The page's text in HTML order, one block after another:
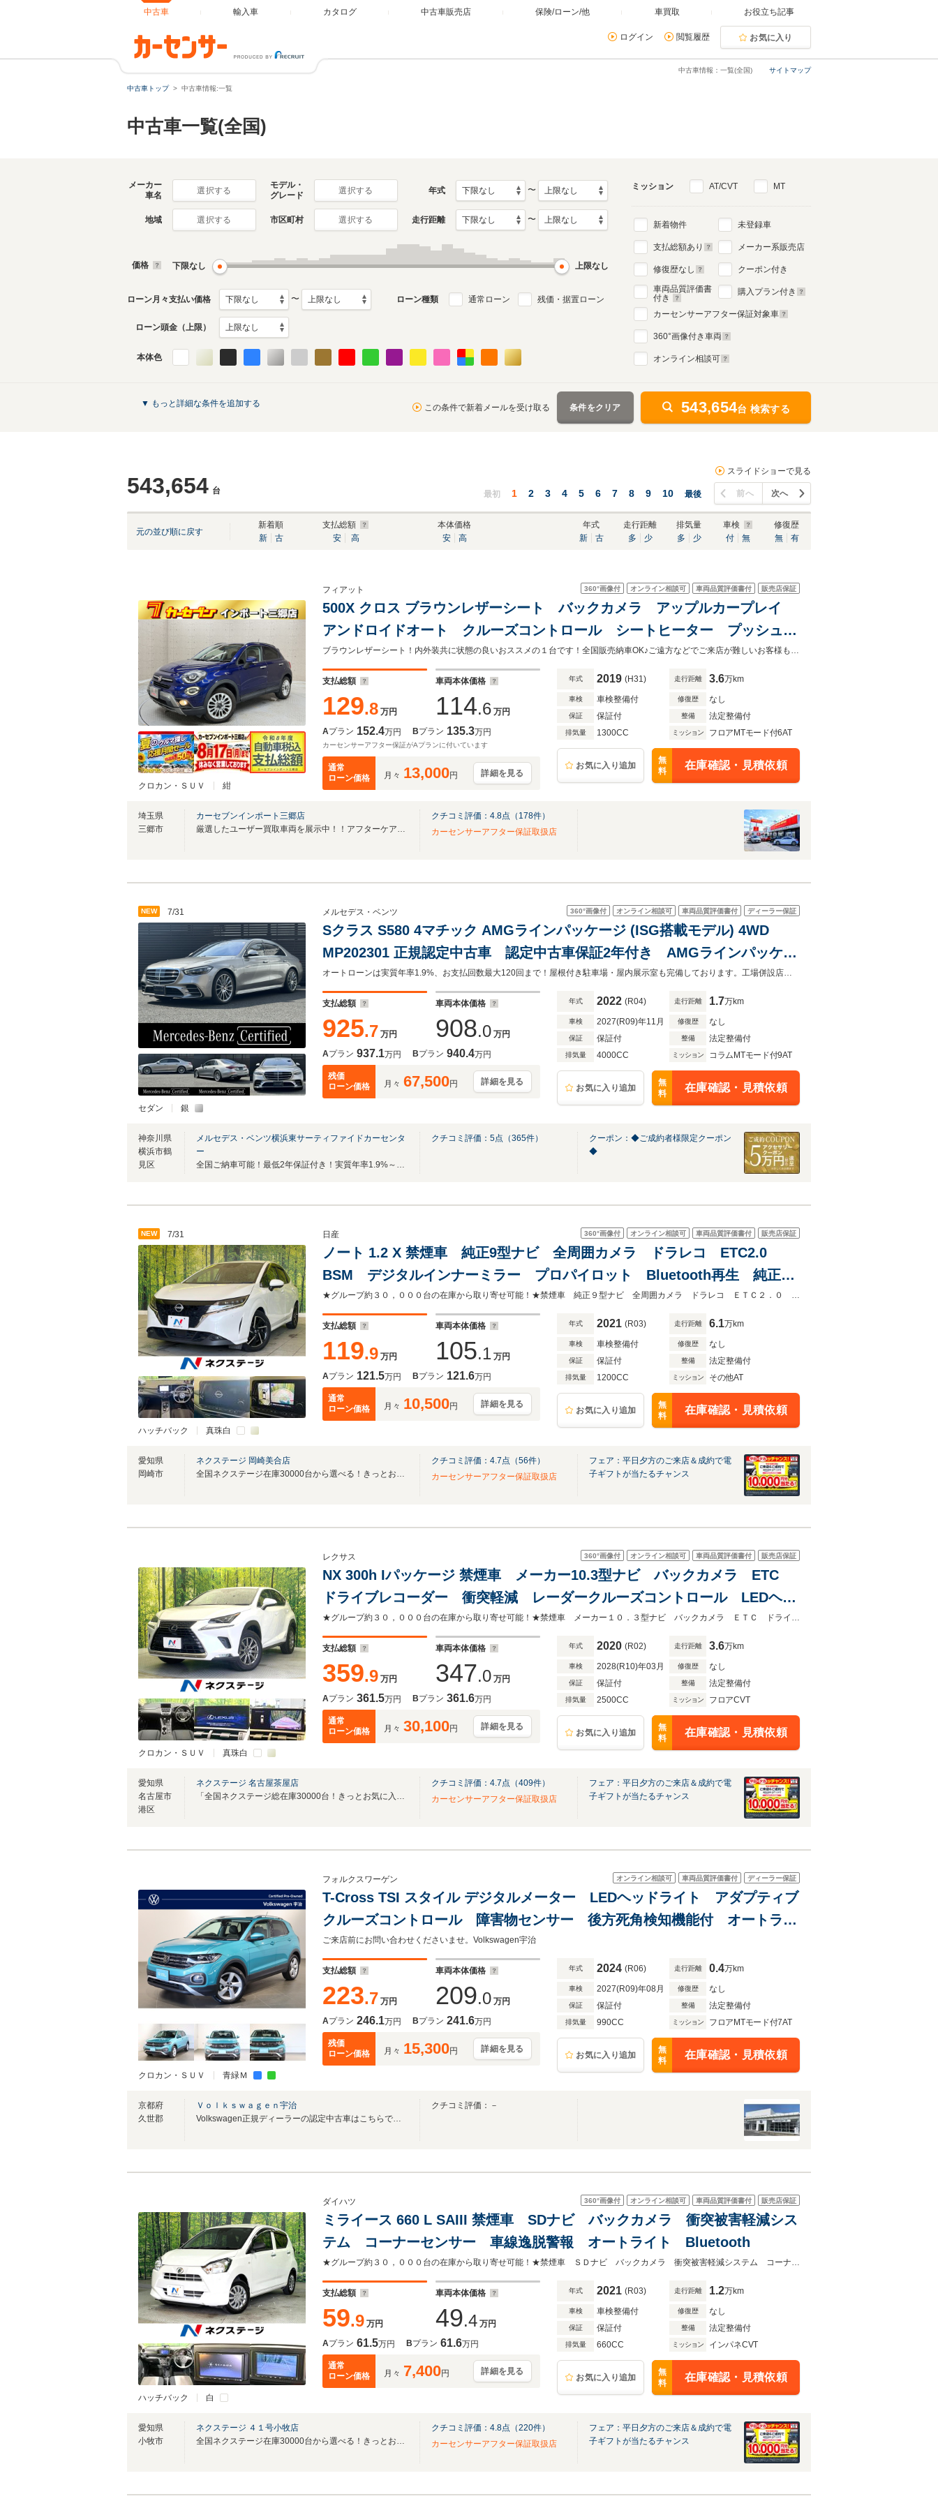
中古車 輸入車 カタログ 中古車販売店 保険/ローン/他 車買取 お役立ち記事
ログイン 閲覧履歴 お気に入り
サイトマップ
中古車情報：一覧(全国)
中古車トップ 中古車情報:一覧
中古車一覧(全国)
メーカー
車名
選択する
モデル・
グレード
選択する 年式 〜
地域 選択する 市区町村 選択する 走行距離 〜
価格 下限なし 上限なし
ローン月々支払い価格 〜 ローン種類 通常ローン 残価・据置ローン
ローン頭金（上限）
本体色
ミッション AT/CVT MT
新着物件
支払総額あり
修復歴なし
車両品質評価書
付き
未登録車
メーカー系販売店
クーポン付き
購入プラン付き
カーセンサーアフター保証対象車
360°画像付き車両
オンライン相談可
▼ もっと詳細な条件を追加する この条件で新着メールを受け取る 条件をクリア 543,654台 検索する
543,654 台
スライドショーで見る
最初 1 2 3 4 5 6 7 8 9 10 最後 前へ 次へ
元の並び順に戻す
新着順
新
古
支払総額
安
高
本体価格
安
高
年式
新
古
走行距離
多
少
排気量
多
少
車検
付
無
修復歴
無
有
クロカン・ＳＵＶ 紺
360°画像付 オンライン相談可 車両品質評価書付 販売店保証
フィアット
500X クロス ブラウンレザーシート バックカメラ アップルカープレイ
アンドロイドオート クルーズコントロール シートヒーター プッシュス
タート ETC
ブラウンレザーシート！内外装共に状態の良いおススメの１台です！全国販売納車OK♪ご遠方などでご来店が難しいお客様もお気軽にご相談下さい！詳しくは0120-62-1031まで！
支払総額
129.8 万円
車両本体価格
114.6 万円
Aプラン 152.4万円 Bプラン 135.3万円
カーセンサーアフター保証がAプランに付いています
通常
ローン価格
月々 13,000円 詳細を見る
年式 2019 (H31) 走行距離 3.6万km
車検 車検整備付 修復歴 なし
保証 保証付 整備 法定整備付
排気量 1300CC ミッション フロアMTモード付6AT
お気に入り追加
無
料
在庫確認・見積依頼
埼玉県
三郷市
カーセブンインポート三郷店
厳選したユーザー買取車両を展示中！！アフターケアもお任せください！
クチコミ評価： 4.8点（ 178件）
カーセンサーアフター保証取扱店
NEW 7/31
セダン 銀
360°画像付 オンライン相談可 車両品質評価書付 ディーラー保証
メルセデス・ベンツ
Sクラス S580 4マチック AMGラインパッケージ (ISG搭載モデル) 4WD
MP202301 正規認定中古車 認定中古車保証2年付き AMGラインパッケー
ジ パノラミックスライディングルーフ ブルメスターサラウンドサウンド
システム ACC 360°カメラ オートトランク レーダーセーフティ
LED USB
オートローンは実質年率1.9%、お支払回数最大120回まで！屋根付き駐車場・屋内展示室も完備しております。工場併設店舗の為アフターフォローもお任せ下さい！
支払総額
925.7 万円
車両本体価格
908.0 万円
Aプラン 937.1万円 Bプラン 940.4万円
残価
ローン価格
月々 67,500円 詳細を見る
年式 2022 (R04) 走行距離 1.7万km
車検 2027(R09)年11月 修復歴 なし
保証 保証付 整備 法定整備付
排気量 4000CC ミッション コラムMTモード付9AT
お気に入り追加
無
料
在庫確認・見積依頼
神奈川県
横浜市鶴
見区
メルセデス・ベンツ横浜東サーティファイドカーセンタ
ー
全国ご納車可能！最低2年保証付き！実質年率1.9%～（ローン）ご案内可能でございます!
クチコミ評価： 5点（365件）
クーポン：◆ご成約者様限定クーポン
◆
NEW 7/31
ハッチバック 真珠白
360°画像付 オンライン相談可 車両品質評価書付 販売店保証
日産
ノート 1.2 X 禁煙車 純正9型ナビ 全周囲カメラ ドラレコ ETC2.0
BSM デジタルインナーミラー プロパイロット Bluetooth再生 純正16
インチアルミ エマージェンシーブレーキ コーナーセンサー
★グループ約３０，０００台の在庫から取り寄せ可能！★禁煙車 純正９型ナビ 全周囲カメラ ドラレコ ＥＴＣ２．０ ＢＳＭ デジタルインナーミラー
支払総額
119.9 万円
車両本体価格
105.1 万円
Aプラン 121.5万円 Bプラン 121.6万円
通常
ローン価格
月々 10,500円 詳細を見る
年式 2021 (R03) 走行距離 6.1万km
車検 車検整備付 修復歴 なし
保証 保証付 整備 法定整備付
排気量 1200CC ミッション その他AT
お気に入り追加
無
料
在庫確認・見積依頼
愛知県
岡崎市
ネクステージ 岡崎美合店
全国ネクステージ在庫30000台から選べる！きっとお気に入りの愛車が見つかります！
クチコミ評価： 4.7点（56件）
カーセンサーアフター保証取扱店
フェア：平日夕方のご来店＆成約で電
子ギフトが当たるチャンス
クロカン・ＳＵＶ 真珠白
360°画像付 オンライン相談可 車両品質評価書付 販売店保証
レクサス
NX 300h Iパッケージ 禁煙車 メーカー10.3型ナビ バックカメラ ETC
ドライブレコーダー 衝突軽減 レーダークルーズコントロール LEDヘッ
ドライト シートヒーター パワーバックドア
★グループ約３０，０００台の在庫から取り寄せ可能！★禁煙車 メーカー１０．３型ナビ バックカメラ ＥＴＣ ドライブレコーダー 衝突軽減
支払総額
359.9 万円
車両本体価格
347.0 万円
Aプラン 361.5万円 Bプラン 361.6万円
通常
ローン価格
月々 30,100円 詳細を見る
年式 2020 (R02) 走行距離 3.6万km
車検 2028(R10)年03月 修復歴 なし
保証 保証付 整備 法定整備付
排気量 2500CC ミッション フロアCVT
お気に入り追加
無
料
在庫確認・見積依頼
愛知県
名古屋市
港区
ネクステージ 名古屋茶屋店
「全国ネクステージ総在庫30000台！きっとお気に入りの愛車が見つかります！」
クチコミ評価： 4.7点（409件）
カーセンサーアフター保証取扱店
フェア：平日夕方のご来店＆成約で電
子ギフトが当たるチャンス
クロカン・ＳＵＶ 青緑Ｍ
オンライン相談可 車両品質評価書付 ディーラー保証
フォルクスワーゲン
T-Cross TSI スタイル デジタルメーター LEDヘッドライト アダプティブ
クルーズコントロール 障害物センサー 後方死角検知機能付 オートライ
ト 純正アルミホイール Discover Proパッケージ
ご来店前にお問い合わせくださいませ。Volkswagen宇治
支払総額
223.7 万円
車両本体価格
209.0 万円
Aプラン 246.1万円 Bプラン 241.6万円
残価
ローン価格
月々 15,300円 詳細を見る
年式 2024 (R06) 走行距離 0.4万km
車検 2027(R09)年08月 修復歴 なし
保証 保証付 整備 法定整備付
排気量 990CC ミッション フロアMTモード付7AT
お気に入り追加
無
料
在庫確認・見積依頼
京都府
久世郡
Ｖｏｌｋｓｗａｇｅｎ宇治
Volkswagen正規ディーラーの認定中古車はこちらです！
クチコミ評価：－
ハッチバック 白
360°画像付 オンライン相談可 車両品質評価書付 販売店保証
ダイハツ
ミライース 660 L SAIII 禁煙車 SDナビ バックカメラ 衝突被害軽減シス
テム コーナーセンサー 車線逸脱警報 オートライト Bluetooth
★グループ約３０，０００台の在庫から取り寄せ可能！★禁煙車 ＳＤナビ バックカメラ 衝突被害軽減システム コーナーセンサー 車線逸脱警報
支払総額
59.9 万円
車両本体価格
49.4 万円
Aプラン 61.5万円 Bプラン 61.6万円
通常
ローン価格
月々 7,400円 詳細を見る
年式 2021 (R03) 走行距離 1.2万km
車検 車検整備付 修復歴 なし
保証 保証付 整備 法定整備付
排気量 660CC ミッション インパネCVT
お気に入り追加
無
料
在庫確認・見積依頼
愛知県
小牧市
ネクステージ ４１号小牧店
全国ネクステージ在庫30000台から選べる！きっとお気に入りの愛車が見つかります！
クチコミ評価： 4.8点（220件）
カーセンサーアフター保証取扱店
フェア：平日夕方のご来店＆成約で電
子ギフトが当たるチャンス